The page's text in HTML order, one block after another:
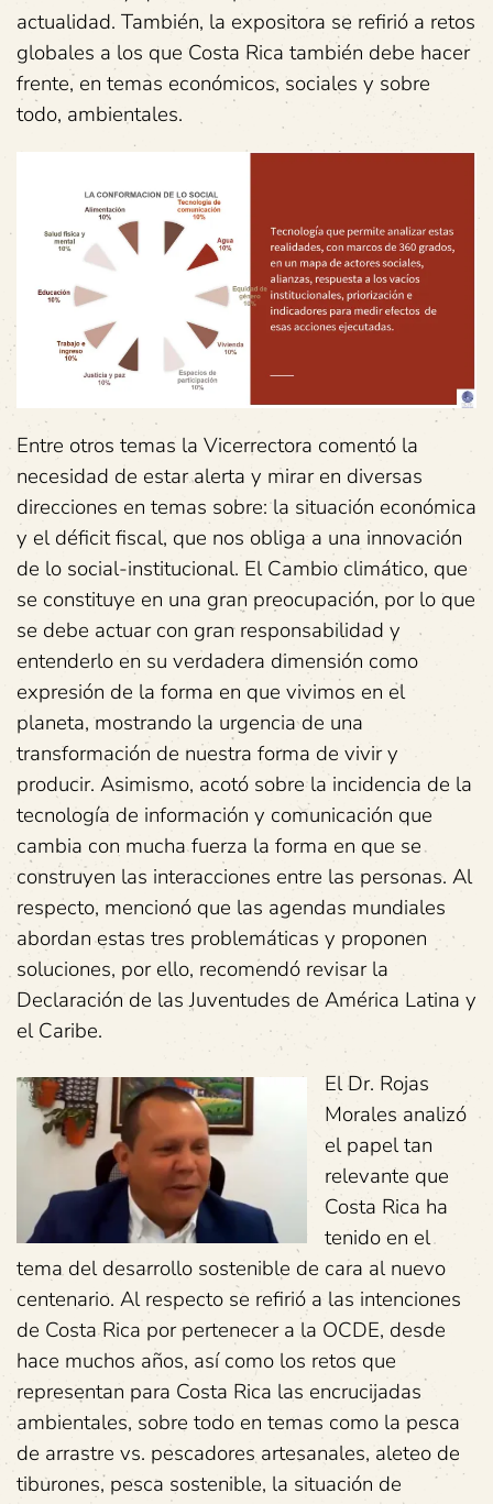
actualidad. También, la expositora se refirió a retos
globales a los que Costa Rica también debe hacer
frente, en temas económicos, sociales y sobre
todo, ambientales.
Entre otros temas la Vicerrectora comentó la
necesidad de estar alerta y mirar en diversas
direcciones en temas sobre: la situación económica
y el déficit fiscal, que nos obliga a una innovación
de lo social-institucional. El Cambio climático, que
se constituye en una gran preocupación, por lo que
se debe actuar con gran responsabilidad y
entenderlo en su verdadera dimensión como
expresión de la forma en que vivimos en el
planeta, mostrando la urgencia de una
transformación de nuestra forma de vivir y
producir. Asimismo, acotó sobre la incidencia de la
tecnología de información y comunicación que
cambia con mucha fuerza la forma en que se
construyen las interacciones entre las personas. Al
respecto, mencionó que las agendas mundiales
abordan estas tres problemáticas y proponen
soluciones, por ello, recomendó revisar la
Declaración de las Juventudes de América Latina y
el Caribe.
El Dr. Rojas
Morales analizó
el papel tan
relevante que
Costa Rica ha
tenido en el
tema del desarrollo sostenible de cara al nuevo
centenario. Al respecto se refirió a las intenciones
de Costa Rica por pertenecer a la OCDE, desde
hace muchos años, así como los retos que
representan para Costa Rica las encrucijadas
ambientales, sobre todo en temas como la pesca
de arrastre vs. pescadores artesanales, aleteo de
tiburones, pesca sostenible, la situación de